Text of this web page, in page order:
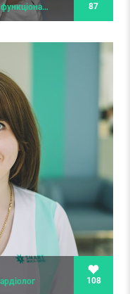
87
Лікар-кардіолог першої категорії, лікар функціональної діагностики, терапевт
108